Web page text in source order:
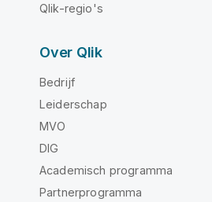
Qlik-regio's
Over Qlik
Bedrijf
Leiderschap
MVO
DIG
Academisch programma
Partnerprogramma